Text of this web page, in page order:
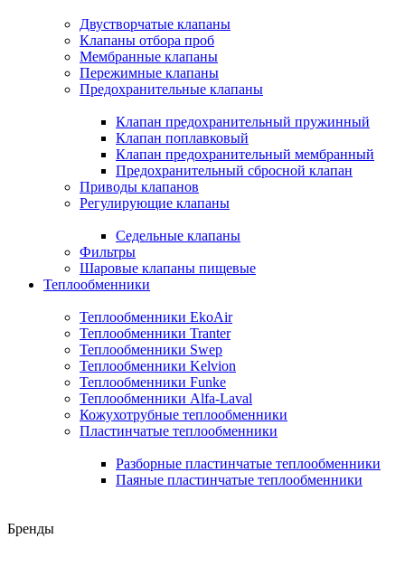
Двустворчатые клапаны
Клапаны отбора проб
Мембранные клапаны
Пережимные клапаны
Предохранительные клапаны
Клапан предохранительный пружинный
Клапан поплавковый
Клапан предохранительный мембранный
Предохранительный сбросной клапан
Приводы клапанов
Регулирующие клапаны
Седельные клапаны
Фильтры
Шаровые клапаны пищевые
Теплообменники
Теплообменники EkoAir
Теплообменники Tranter
Теплообменники Swep
Теплообменники Kelvion
Теплообменники Funke
Теплообменники Alfa-Laval
Кожухотрубные теплообменники
Пластинчатые теплообменники
Разборные пластинчатые теплообменники
Паяные пластинчатые теплообменники
Бренды